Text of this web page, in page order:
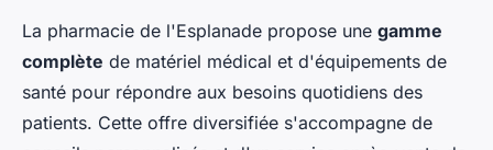
La pharmacie de l'Esplanade propose une gamme
complète de matériel médical et d'équipements de
santé pour répondre aux besoins quotidiens des
patients. Cette offre diversifiée s'accompagne de